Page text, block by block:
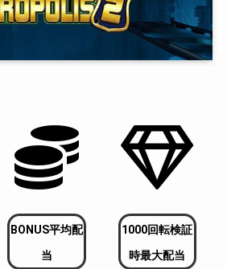
BONUS平均配
当
1000回転検証
時最大配当